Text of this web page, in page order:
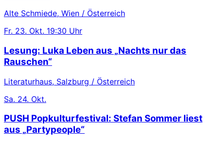
Alte Schmiede, Wien / Österreich
Fr. 23. Okt. 19:30 Uhr
Lesung: Luka Leben aus „Nachts nur das
Rauschen“
Literaturhaus, Salzburg / Österreich
Sa. 24. Okt.
PUSH Popkulturfestival: Stefan Sommer liest
aus „Partypeople“